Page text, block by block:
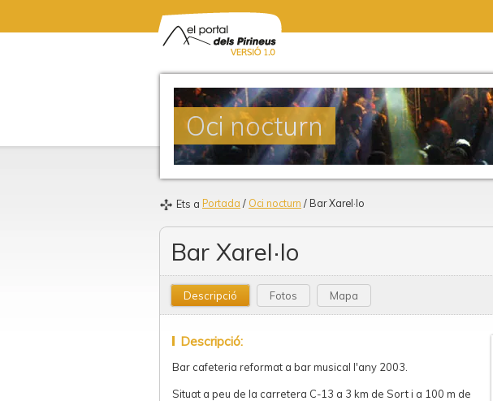
Oci nocturn
Ets a Portada / Oci nocturn / Bar Xarel·lo
Bar Xarel·lo
Descripció Fotos Mapa
Descripció:
Bar cafeteria reformat a bar musical l'any 2003.
Situat a peu de la carretera C-13 a 3 km de Sort i a 100 m de